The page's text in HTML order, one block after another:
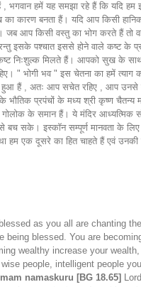
हमें यह समझा रहे हैं कि यदि हम
कारण बनता हैं। यदि आप किसी
किसी वस्तु का भोग करते हैं तो
पश्चात इससे होने वाले कष्ट के
मिलते हैं। आपको सुख के
" भोगी भव " इस चेतना का हमें
अतः आप सचेत रहिए , आप उनसे दूर
प्रपंचों के मध्य श्री कृष्ण चैतन्य
के समान हैं। ये मंदिर
इस्कॉन सम्पूर्ण मानवता के लिए
एक दूसरे का हित चाहते हैं एवं उनकी
as you all are chanting
blessed. You are
wealthy increase your
people, intelligent people
namaskuru [BG 18.65]